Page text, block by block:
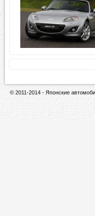
© 2011-2014 - Японские